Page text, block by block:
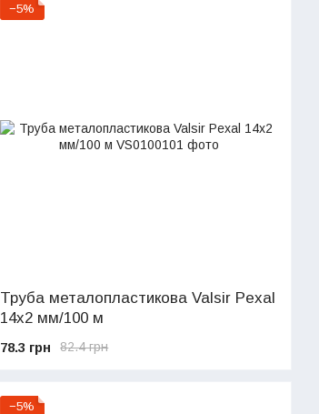
−5%
Труба металопластикова Valsir Pexal
14х2 мм/100 м
82.4 грн
78.3 грн
−5%